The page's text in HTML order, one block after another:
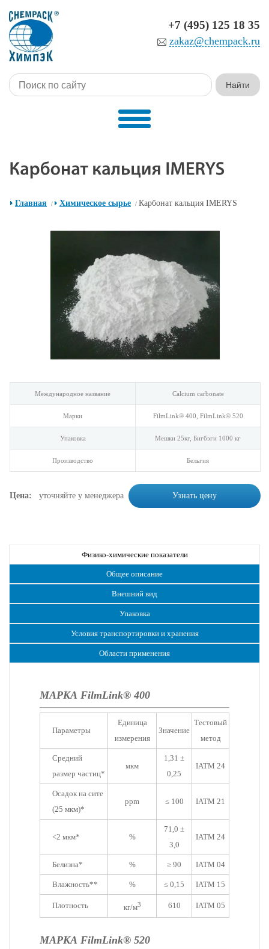
+7 (495) 125 18 35
zakaz@chempack.ru
Главная / Химическое сырье / Карбонат кальция IMERYS
Международное название Calcium carbonate
Марки FilmLink® 400, FilmLink® 520
Упаковка Мешки 25кг, Бигбэги 1000 кг
Производство Бельгия
Цена: уточняйте у менеджера Узнать цену
Физико-химические показатели
Общее описание
Внешний вид
Упаковка
Условия транспортировки и хранения
Области применения
МАРКА FilmLink® 400
Параметры
Единица
измерения
Значение
Тестовый
метод
Средний
размер частиц*
мкм
1,31 ±
0,25
IATM 24
Осадок на сите
(25 мкм)*
ppm ≤ 100 IATM 21
<2 мкм* %
71,0 ±
3,0
IATM 24
Белизна* % ≥ 90 IATM 04
Влажность** % ≤ 0,15 IATM 15
Плотность кг/м3 610 IATM 05
МАРКА FilmLink® 520